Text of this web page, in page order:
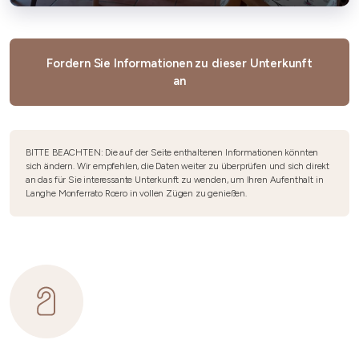
Fordern Sie Informationen zu dieser Unterkunft
an
BITTE BEACHTEN: Die auf der Seite enthaltenen Informationen könnten
sich ändern. Wir empfehlen, die Daten weiter zu überprüfen und sich direkt
an das für Sie interessante Unterkunft zu wenden, um Ihren Aufenthalt in
Langhe Monferrato Roero in vollen Zügen zu genießen.